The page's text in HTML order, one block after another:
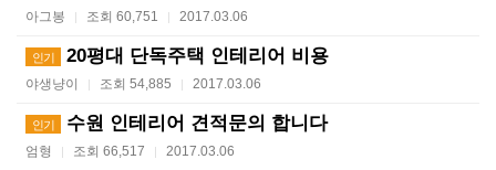
아그봉 | 조회 60,751 | 2017.03.06
인기 20평대 단독주택 인테리어 비용
야생냥이 | 조회 54,885 | 2017.03.06
인기 수원 인테리어 견적문의 합니다
엄형 | 조회 66,517 | 2017.03.06